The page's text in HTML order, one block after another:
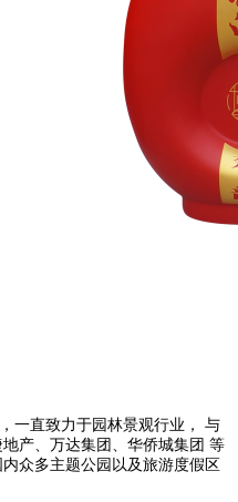
一直致力于园林景观行业， 与
产、万达集团、华侨城集团 等
众多主题公园以及旅游度假区